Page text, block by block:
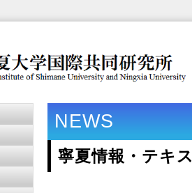
NEWS
寧夏情報・テキ